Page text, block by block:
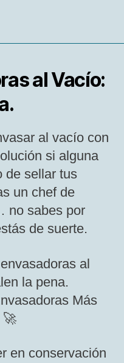
al Vacío:
al vacío con
si alguna
de sellar tus
un chef de
no sabes por
de suerte.
al
la pena.
Más
🚀
en conservación